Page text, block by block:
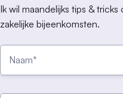
Ik wil maandelijks tips &
zakelijke bijeenkomsten.